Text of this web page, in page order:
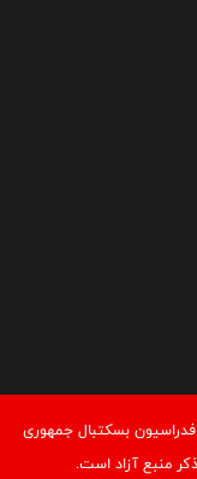
بسکتبال جمهوری
منبع آزاد است.